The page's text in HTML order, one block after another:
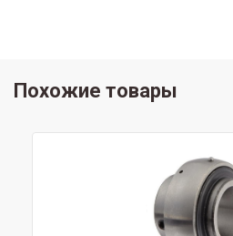
Похожие товары